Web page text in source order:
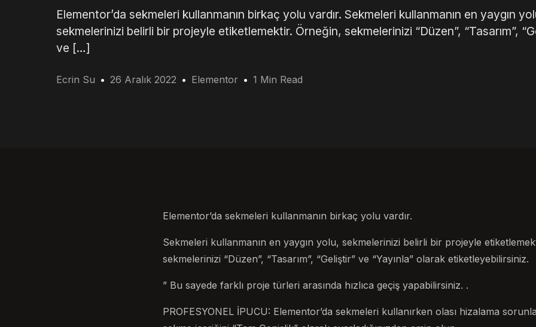
Elementor’da sekmeleri kullanmanın birkaç yolu vardır. Sekmeleri kullanmanın en yaygın
sekmelerinizi belirli bir projeyle etiketlemektir. Örneğin, sekmelerinizi “Düzen”, “Tasarım”,
ve […]
Ecrin Su 26 Aralık 2022 Elementor 1 Min Read
Elementor’da sekmeleri kullanmanın birkaç yolu vardır.
Sekmeleri kullanmanın en yaygın yolu, sekmelerinizi belirli bir projeyle
sekmelerinizi “Düzen”, “Tasarım”, “Geliştir” ve “Yayınla” olarak etiketleyebilirsiniz.
” Bu sayede farklı proje türleri arasında hızlıca geçiş yapabilirsiniz. .
PROFESYONEL İPUCU: Elementor’da sekmeleri kullanırken olası hizalama